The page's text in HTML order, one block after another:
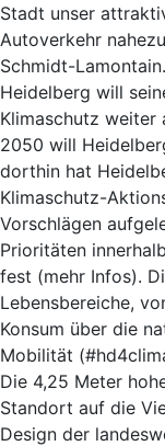
Stadt unser
Autoverkehr
Schmidt-Lamontain.
Heidelberg will
Klimaschutz weiter
2050 will
dorthin hat
Klimaschutz-
Vorschlägen
Prioritäten
fest (mehr Infos).
Lebensbereiche,
Konsum über die
Mobilität
Die 4,25 Meter
Standort auf die
Design der